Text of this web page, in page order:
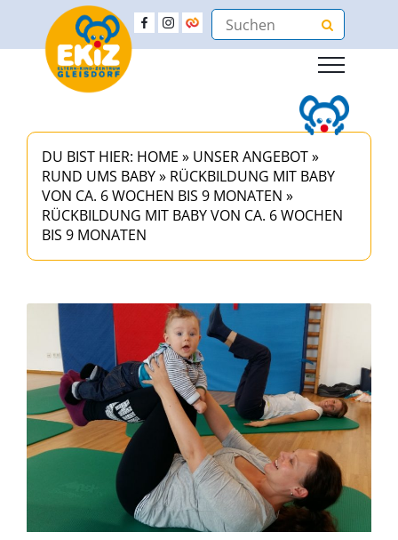
DU BIST HIER: HOME » UNSER ANGEBOT»
RUND UMS BABY» RÜCKBILDUNG MIT BABY
VON CA. 6 WOCHEN BIS 9 MONATEN »
RÜCKBILDUNG MIT BABY VON CA. 6 WOCHEN
BIS 9 MONATEN